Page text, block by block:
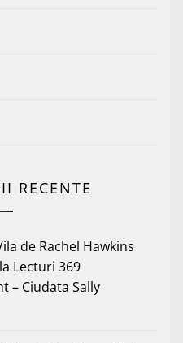
RECENTE
de Rachel Hawkins
la Lecturi 369
– Ciudata Sally